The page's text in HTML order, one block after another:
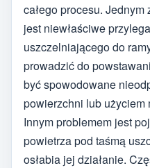
całego procesu.
jest niewłaściwe
uszczelniającego do
prowadzić do
być spowodowane
powierzchni lub użyciem
Innym problemem jest
powietrza pod taśmą
osłabia jej działanie.